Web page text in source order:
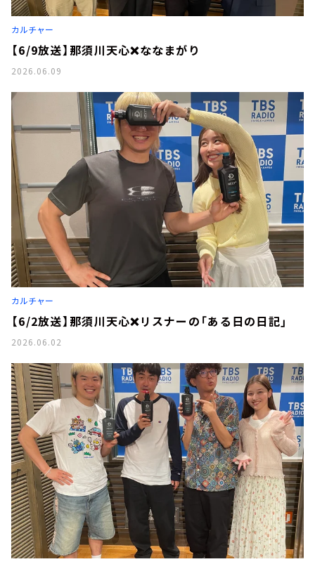
カルチャー
【6/9放送】那須川天心❌ななまがり
2026.06.09
カルチャー
【6/2放送】那須川天心❌リスナーの「ある日の日記」
2026.06.02